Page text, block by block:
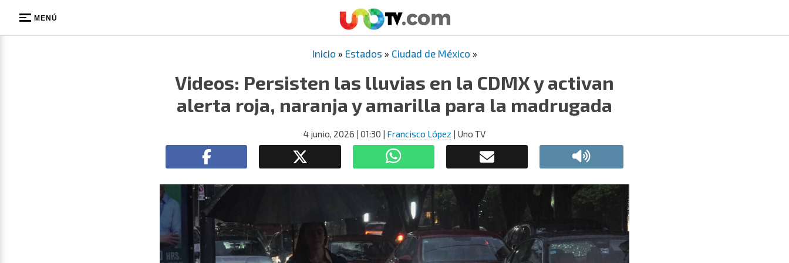
MENÚ
Inicio » Estados » Ciudad de México »
Videos: Persisten las lluvias en la CDMX y activan
alerta roja, naranja y amarilla para la madrugada
4 junio, 2026 | 01:30 | Francisco López | Uno TV